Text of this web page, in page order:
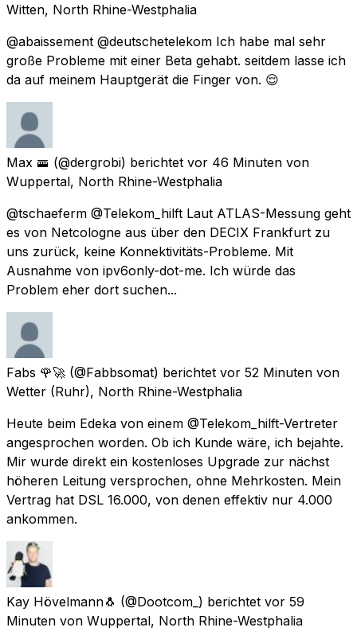
Witten, North Rhine-Westphalia
@abaissement @deutschetelekom Ich habe mal sehr
große Probleme mit einer Beta gehabt. seitdem lasse ich
da auf meinem Hauptgerät die Finger von. 😌
Max 🚟 (@dergrobi) berichtet vor 46 Minuten von
Wuppertal, North Rhine-Westphalia
@tschaeferm @Telekom_hilft Laut ATLAS-Messung geht
es von Netcologne aus über den DECIX Frankfurt zu
uns zurück, keine Konnektivitäts-Probleme. Mit
Ausnahme von ipv6only-dot-me. Ich würde das
Problem eher dort suchen...
Fabs 🌹🚀 (@Fabbsomat) berichtet vor 52 Minuten von
Wetter (Ruhr), North Rhine-Westphalia
Heute beim Edeka von einem @Telekom_hilft-Vertreter
angesprochen worden. Ob ich Kunde wäre, ich bejahte.
Mir wurde direkt ein kostenloses Upgrade zur nächst
höheren Leitung versprochen, ohne Mehrkosten. Mein
Vertrag hat DSL 16.000, von denen effektiv nur 4.000
ankommen.
Kay Hövelmann🐧 (@Dootcom_) berichtet vor 59
Minuten von Wuppertal, North Rhine-Westphalia